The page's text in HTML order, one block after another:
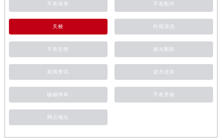
手表保养 手表配件
天梭 外观清洗
手表生锈 抛光翻新
新闻资讯 进水进灰
磕碰摔坏 手表受磁
网点地址